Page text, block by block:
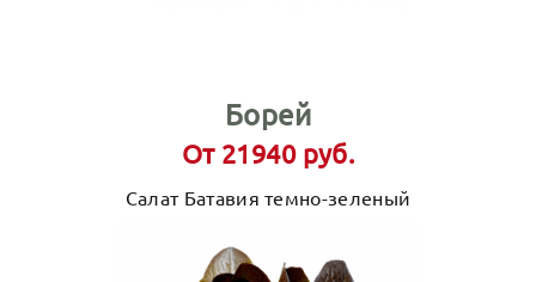
Борей
От 21940 руб.
Салат Батавия темно-зеленый